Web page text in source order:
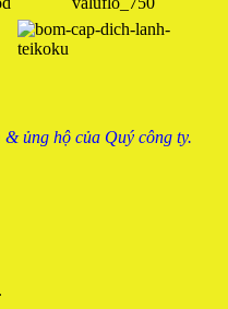
ủng hộ của Quý công ty.